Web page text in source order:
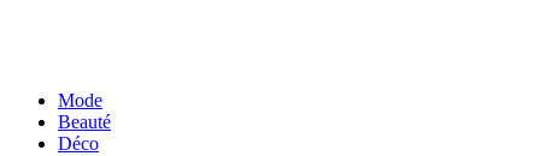
Mode
Beauté
Déco